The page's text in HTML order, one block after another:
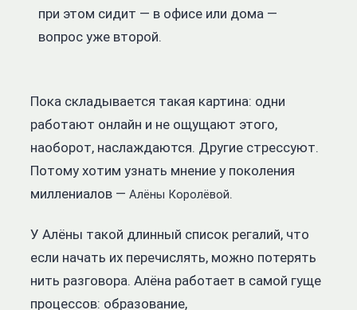
при этом сидит — в офисе или дома —
вопрос уже второй.
Пока складывается такая картина: одни
работают онлайн и не ощущают этого,
наоборот, наслаждаются. Другие стрессуют.
Потому хотим узнать мнение у поколения
миллениалов — Алёны Королёвой.
У Алёны такой длинный список регалий, что
если начать их перечислять, можно потерять
нить разговора. Алёна работает в самой гуще
процессов: образование,